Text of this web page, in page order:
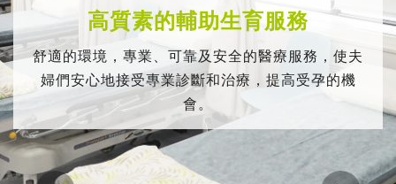
高質素的輔助生育服務
舒適的環境，專業、可靠及安全的醫療服務，使夫
婦們安心地接受專業診斷和治療，提高受孕的機
會。